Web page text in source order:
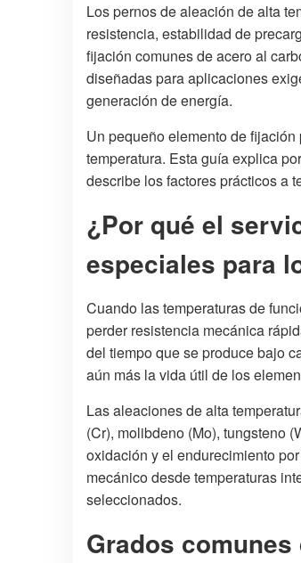
Los pernos de aleación de alta
resistencia, estabilidad de
fijación comunes de acero al
diseñadas para aplicaciones
generación de energía.
Un pequeño elemento de
temperatura. Esta guía explica
describe los factores prácticos a
¿Por qué el
especiales para
Cuando las temperaturas de
perder resistencia mecánica
del tiempo que se produce bajo
aún más la vida útil de los
Las aleaciones de alta
(Cr), molibdeno (Mo), tungsteno
oxidación y el endurecimiento
mecánico desde temperaturas
seleccionados.
Grados